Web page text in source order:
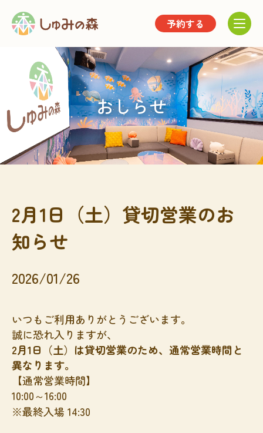
予約する
おしらせ
2月1日（土）貸切営業のお
知らせ
2026/01/26
いつもご利用ありがとうございます。
誠に恐れ入りますが、
2月1日（土）は貸切営業のため、通常営業時間と
異なります。
【通常営業時間】
10:00～16:00
※最終入場 14:30